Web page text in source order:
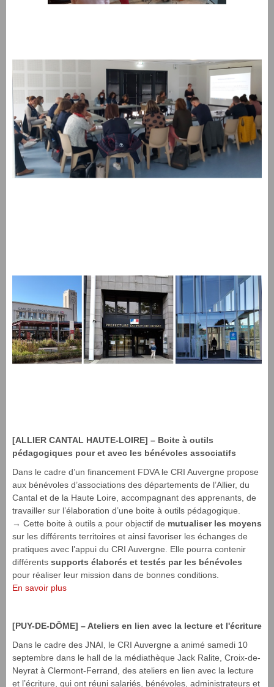
[ALLIER CANTAL HAUTE-LOIRE] – Boite à outils
pédagogiques pour et avec les bénévoles associatifs
Dans le cadre d’un financement FDVA le CRI Auvergne propose
aux bénévoles d’associations des départements de l’Allier, du
Cantal et de la Haute Loire, accompagnant des apprenants, de
travailler sur l’élaboration d’une boite à outils pédagogique.
→ Cette boite à outils a pour objectif de mutualiser les moyens
sur les différents territoires et ainsi favoriser les échanges de
pratiques avec l’appui du CRI Auvergne. Elle pourra contenir
différents supports élaborés et testés par les bénévoles
pour réaliser leur mission dans de bonnes conditions.
En savoir plus
[PUY-DE-DÔME] – Ateliers en lien avec la lecture et l'écriture
Dans le cadre des JNAI, le CRI Auvergne a animé samedi 10
septembre dans le hall de la médiathèque Jack Ralite, Croix-de-
Neyrat à Clermont-Ferrand, des ateliers en lien avec la lecture
et l’écriture, qui ont réuni salariés, bénévoles, administrateurs et